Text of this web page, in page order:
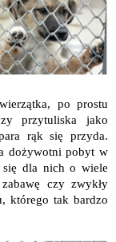
po prostu
przytuliska jako
rąk się przyda.
dożywotni pobyt w
dla nich o wiele
czy zwykły
którego tak bardzo